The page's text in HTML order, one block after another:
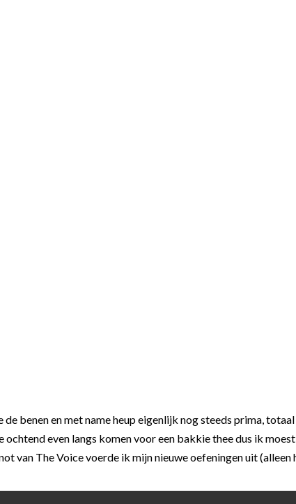
benen en met name heup eigenlijk nog steeds prima,
ochtend even langs komen voor een bakkie thee dus ik
van The Voice voerde ik mijn nieuwe oefeningen uit